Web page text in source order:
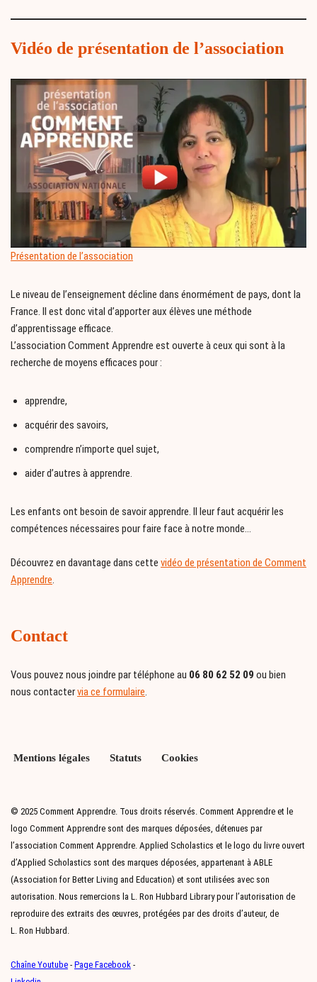
Vidéo de présentation de l’association
Présentation de l’association
Le niveau de l’enseignement décline dans énormément de pays, dont la
France. Il est donc vital d’apporter aux élèves une méthode
d’apprentissage efficace.
L’association Comment Apprendre est ouverte à ceux qui sont à la
recherche de moyens efficaces pour :
apprendre,
acquérir des savoirs,
comprendre n’importe quel sujet,
aider d’autres à apprendre.
Les enfants ont besoin de savoir apprendre. Il leur faut acquérir les
compétences nécessaires pour faire face à notre monde…
Découvrez en davantage dans cette vidéo de présentation de Comment
Apprendre
Contact
Vous pouvez nous joindre par téléphone au 06 80 62 52 09 ou bien
nous contactervia ce formulaire
Mentions légales Statuts Cookies
© 2025 Comment Apprendre. Tous droits réservés. Comment Apprendre et le
logo Comment Apprendre sont des marques déposées, détenues par
l’association Comment Apprendre. Applied Scholastics et le logo du livre ouvert
d’Applied Scholastics sont des marques déposées, appartenant à ABLE
(Association for Better Living and Education) et sont utilisées avec son
autorisation. Nous remercions la L. Ron Hubbard Library pour l’autorisation de
reproduire des extraits des œuvres, protégées par des droits d’auteur, de
L. Ron Hubbard.
Chaîne Youtube - Page Facebook -